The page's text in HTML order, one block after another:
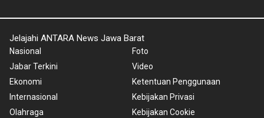
Jelajahi ANTARA News Jawa Barat
Nasional
Jabar Terkini
Ekonomi
Internasional
Olahraga
Foto
Video
Ketentuan Penggunaan
Kebijakan Privasi
Kebijakan Cookie